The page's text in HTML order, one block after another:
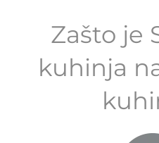
Zašto je
kuhinja